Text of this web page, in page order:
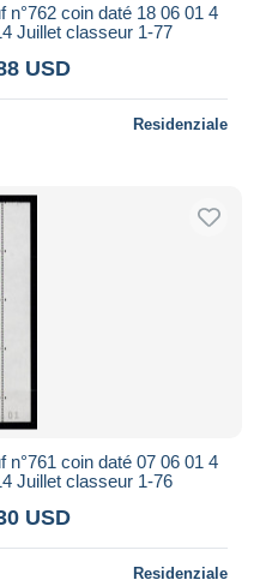
n°762 coin daté 18 06 01 4
Juillet classeur 1-77
USD
Residenziale
n°761 coin daté 07 06 01 4
Juillet classeur 1-76
USD
Residenziale